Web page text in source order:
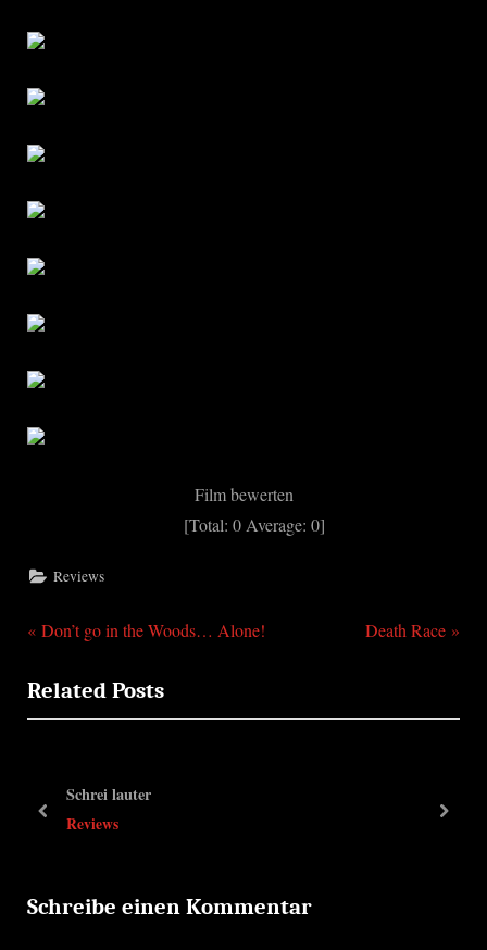
Film bewerten
[Total: 0Average: 0]
Reviews
Beitragsnavigation
P
e
v
u
o
Don’t go in the Woods… Alone!
N
t
Death Race
Related Posts
Schrei lauter
Reviews
prev next
Schreibe einen Kommentar